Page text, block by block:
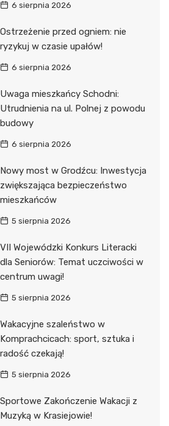
6 sierpnia 2026
Ostrzeżenie przed ogniem: nie
ryzykuj w czasie upałów!
6 sierpnia 2026
Uwaga mieszkańcy Schodni:
Utrudnienia na ul. Polnej z powodu
budowy
6 sierpnia 2026
Nowy most w Grodźcu: Inwestycja
zwiększająca bezpieczeństwo
mieszkańców
5 sierpnia 2026
VII Wojewódzki Konkurs Literacki
dla Seniorów: Temat uczciwości w
centrum uwagi!
5 sierpnia 2026
Wakacyjne szaleństwo w
Komprachcicach: sport, sztuka i
radość czekają!
5 sierpnia 2026
Sportowe Zakończenie Wakacji z
Muzyką w Krasiejowie!